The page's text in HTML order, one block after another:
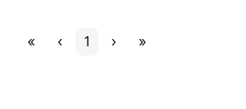
« ‹ 1 › »